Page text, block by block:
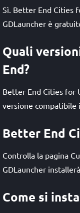
Sì. Better End Cities
GDLauncher è
Quali
End?
Better End Cities for
versione compatibile
Better End
Controlla la pagina
GDLauncher
Come si